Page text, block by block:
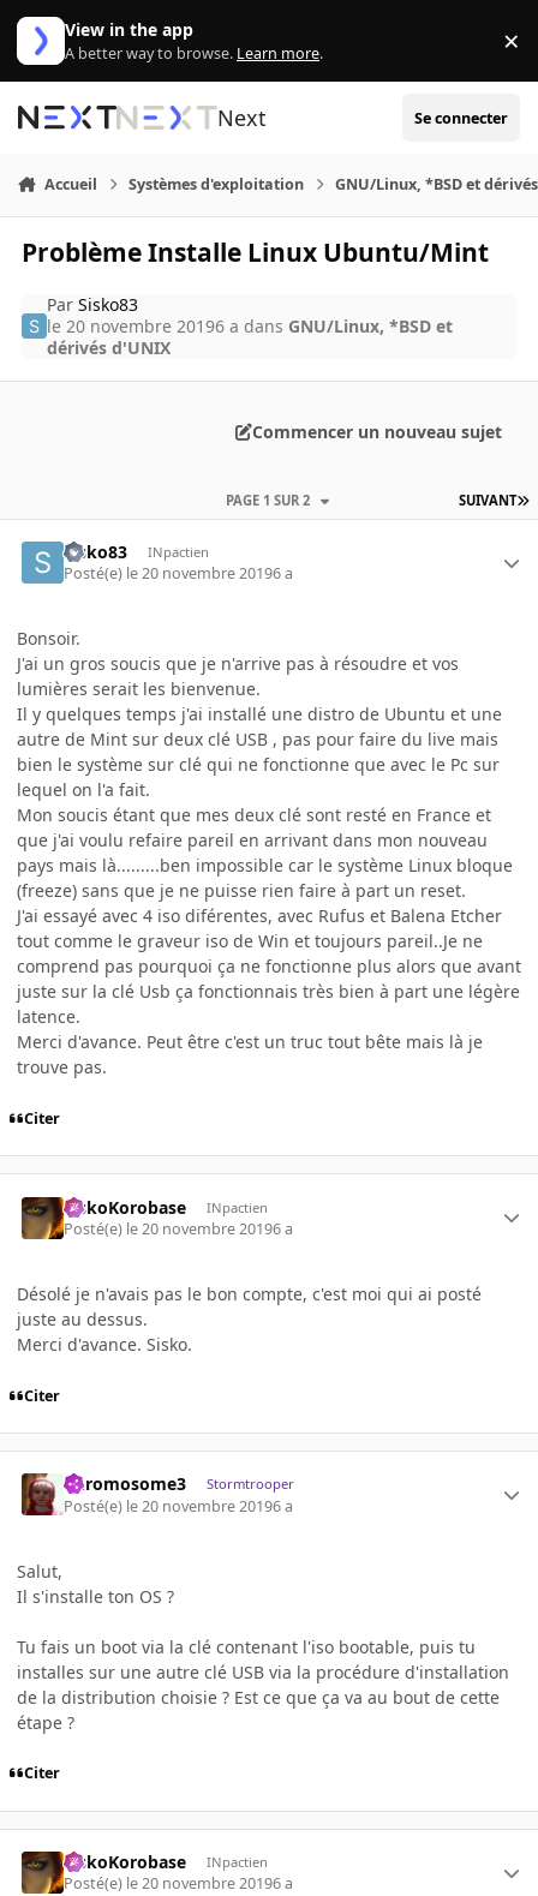
Aller au contenu
View in the app
A better way to browse. Learn more. ×
Next Se connecter
Accueil Systèmes d'exploitation GNU/Linux, *BSD et
Problème Installe Linux Ubuntu/Mint
ParSisko83
le 20 novembre 20196 a dans GNU/Linux, *BSD et
dérivés d'UNIX
Commencer un nouveau sujet
SUIVANT
PAGE 1 SUR 2
Sisko83 INpactien
Posté(e) le 20 novembre 20196 a
Bonsoir.
J'ai un gros soucis que je n'arrive pas à résoudre et vos
lumières serait les bienvenue.
Il y quelques temps j'ai installé une distro de Ubuntu et une
autre de Mint sur deux clé USB , pas pour faire du live mais
bien le système sur clé qui ne fonctionne que avec le Pc sur
lequel on l'a fait.
Mon soucis étant que mes deux clé sont resté en France et
que j'ai voulu refaire pareil en arrivant dans mon nouveau
pays mais là.........ben impossible car le système Linux bloque
(freeze) sans que je ne puisse rien faire à part un reset.
J'ai essayé avec 4 iso diférentes, avec Rufus et Balena Etcher
tout comme le graveur iso de Win et toujours pareil..Je ne
comprend pas pourquoi ça ne fonctionne plus alors que avant
juste sur la clé Usb ça fonctionnais très bien à part une légère
latence.
Merci d'avance. Peut être c'est un truc tout bête mais là je
trouve pas.
Citer
SiskoKorobase INpactien
Posté(e) le 20 novembre 20196 a
Désolé je n'avais pas le bon compte, c'est moi qui ai posté
juste au dessus.
Merci d'avance. Sisko.
Citer
Chromosome3 Stormtrooper
Posté(e) le 20 novembre 20196 a
Salut,
Il s'installe ton OS ?
Tu fais un boot via la clé contenant l'iso bootable, puis tu
installes sur une autre clé USB via la procédure d'installation
de la distribution choisie ? Est ce que ça va au bout de cette
étape ?
Citer
SiskoKorobase INpactien
Posté(e) le 20 novembre 20196 a